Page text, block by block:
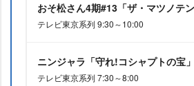
おそ松さん4期#13「ザ・マツノテン
テレビ東京系列 9:30～10:00
ニンジャラ「守れ!コシャプトの宝」
テレビ東京系列 7:30～8:00